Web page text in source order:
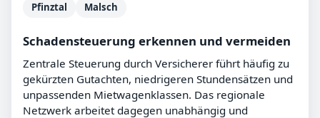
Pfinztal
Malsch
Schadensteuerung erkennen und vermeiden
Zentrale Steuerung durch Versicherer führt häufig zu
gekürzten Gutachten, niedrigeren Stundensätzen und
unpassenden Mietwagenklassen. Das regionale
Netzwerk arbeitet dagegen unabhängig und